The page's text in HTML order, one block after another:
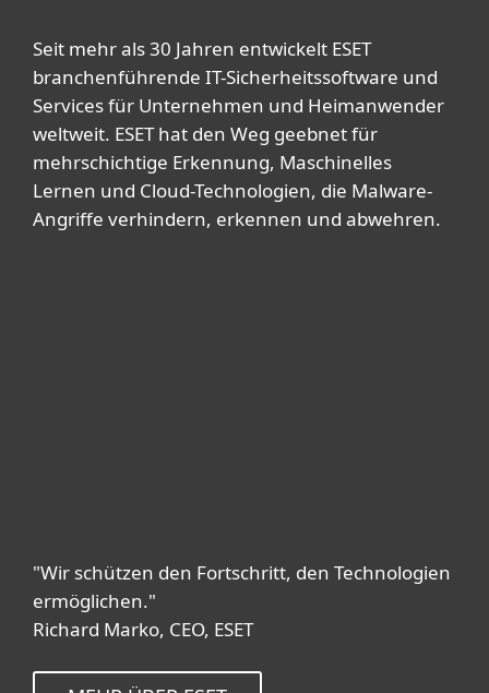
Seit mehr als 30 Jahren entwickelt ESET
branchenführende IT-Sicherheitssoftware und
Services für Unternehmen und Heimanwender
weltweit. ESET hat den Weg geebnet für
mehrschichtige Erkennung, Maschinelles
Lernen und Cloud-Technologien, die Malware-
Angriffe verhindern, erkennen und abwehren.
"Wir schützen den Fortschritt, den Technologien
ermöglichen."
Richard Marko, CEO, ESET